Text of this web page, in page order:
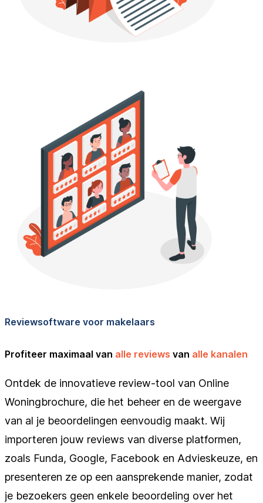
Reviewsoftware voor makelaars
Profiteer maximaal van alle reviews van alle kanalen
Ontdek de innovatieve review-tool van Online
Woningbrochure, die het beheer en de weergave
van al je beoordelingen eenvoudig maakt. Wij
importeren jouw reviews van diverse platformen,
zoals Funda, Google, Facebook en Advieskeuze, en
presenteren ze op een aansprekende manier, zodat
je bezoekers geen enkele beoordeling over het